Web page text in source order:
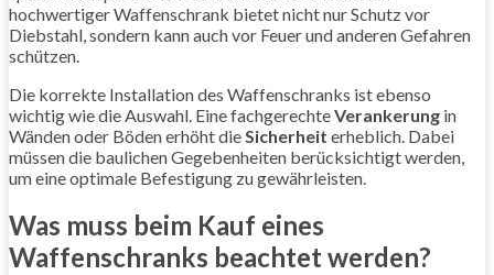
hochwertiger Waffenschrank bietet nicht nur Schutz vor
Diebstahl, sondern kann auch vor Feuer und anderen Gefahren
schützen.
Die korrekte Installation des Waffenschranks ist ebenso
wichtig wie die Auswahl. Eine fachgerechteVerankerung in
Wänden oder Böden erhöht die Sicherheit erheblich. Dabei
müssen die baulichen Gegebenheiten berücksichtigt werden,
um eine optimale Befestigung zu gewährleisten.
Was muss beim Kauf eines
Waffenschranks beachtet werden?